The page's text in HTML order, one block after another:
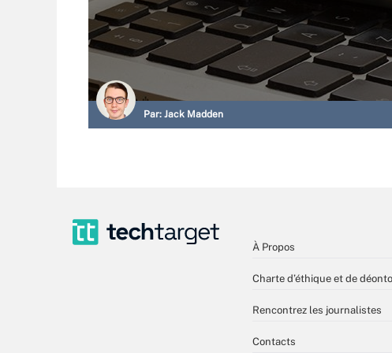
Par: Jack Madden
À Propos
Charte d’éthique et de
Rencontrez les journalistes
Contacts